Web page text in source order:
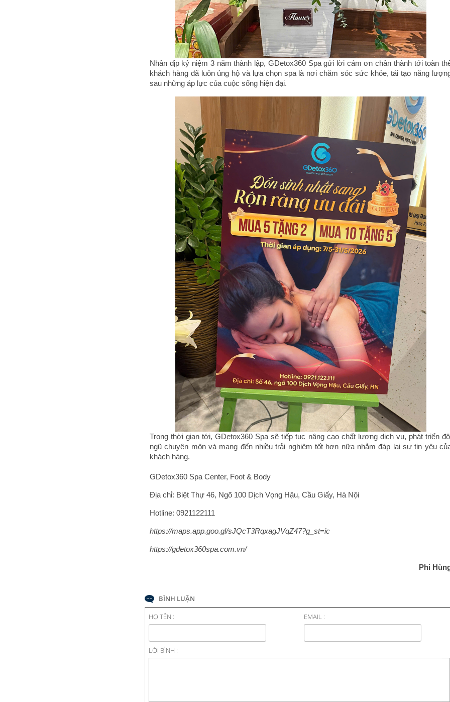
Nhân dịp kỷ niệm 3 năm thành lập, GDetox360 Spa gửi lời cảm ơn chân thành tới toàn
khách hàng đã luôn ủng hộ và lựa chọn spa là nơi chăm sóc sức khỏe, tái tạo năng
sau những áp lực của cuộc sống hiện đại.
Trong thời gian tới, GDetox360 Spa sẽ tiếp tục nâng cao chất lượng dịch vụ, phát triển
ngũ chuyên môn và mang đến nhiều trải nghiệm tốt hơn nữa nhằm đáp lại sự tin yêu
khách hàng.
GDetox360 Spa Center, Foot & Body
Địa chỉ: Biệt Thự 46, Ngõ 100 Dịch Vọng Hậu, Cầu Giấy, Hà Nội
Hotline: 0921122111
https://maps.app.goo.gl/sJQcT3RqxagJVqZ47?g_st=ic
https://gdetox360spa.com.vn/
Phi
BÌNH LUẬN
HỌ TÊN :
EMAIL :
LỜI BÌNH :